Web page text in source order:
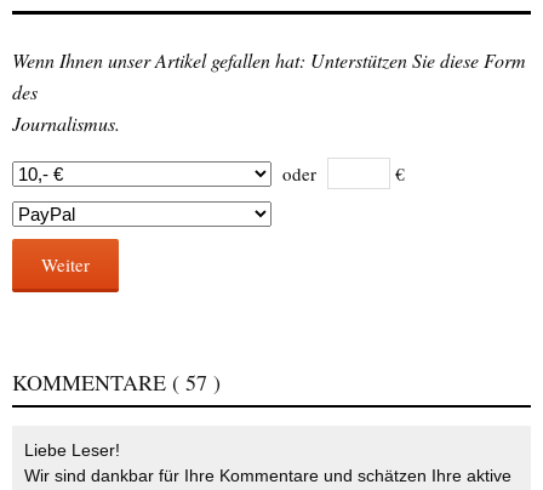
Wenn Ihnen unser Artikel gefallen hat: Unterstützen Sie diese Form
des
Journalismus.
oder €
Weiter
KOMMENTARE ( 57 )
Liebe Leser!
Wir sind dankbar für Ihre Kommentare und schätzen Ihre aktive